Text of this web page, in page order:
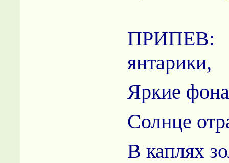
янтарики,
Яркие
Солнце
В каплях